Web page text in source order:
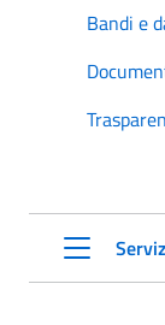
Bandi e